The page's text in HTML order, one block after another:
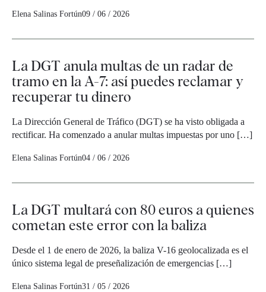
Elena Salinas Fortún09 / 06 / 2026
La DGT anula multas de un radar de
tramo en la A-7: así puedes reclamar y
recuperar tu dinero
La Dirección General de Tráfico (DGT) se ha visto obligada a
rectificar. Ha comenzado a anular multas impuestas por uno […]
Elena Salinas Fortún04 / 06 / 2026
La DGT multará con 80 euros a quienes
cometan este error con la baliza
Desde el 1 de enero de 2026, la baliza V-16 geolocalizada es el
único sistema legal de preseñalización de emergencias […]
Elena Salinas Fortún31 / 05 / 2026